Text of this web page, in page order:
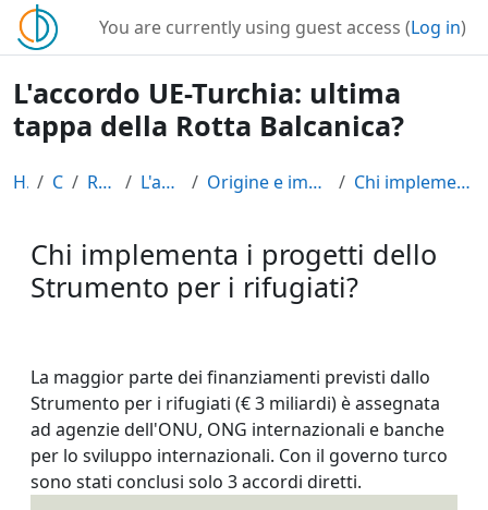
Skip to main content
You are currently using guest access (Log in)
L'accordo UE-Turchia: ultima
tappa della Rotta Balcanica?
Home Courses Rotta balcanica L'accordo UE-Turchia Origine e implementazione degli accordi UE-Turchia Chi implementa i progetti dello Strumento per i ri...
Chi implementa i progetti dello
Strumento per i rifugiati?
La maggior parte dei finanziamenti previsti dallo
Strumento per i rifugiati (€ 3 miliardi) è assegnata
ad agenzie dell'ONU, ONG internazionali e banche
per lo sviluppo internazionali. Con il governo turco
sono stati conclusi solo 3 accordi diretti.